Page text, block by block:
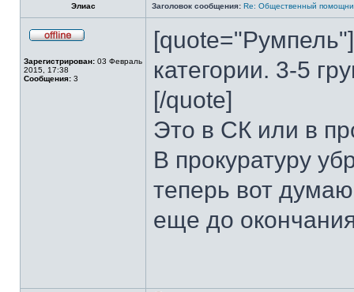
Элиас Заголовок сообщения: Re: Общественный
сети
Зарегистрирован: 03 Февраль
2015, 17:38
Сообщения: 3
категории. 3-5
[/quote]
Это в СК или в
В прокуратуру
теперь вот
еще до